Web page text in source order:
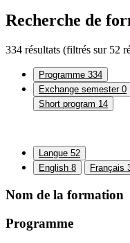
Recherche de
334 résultats (filtrés sur 52
Programme 334
Exchange semester 0
Short program 14
Langue 52
English 8 Français
Nom de la formation
Programme